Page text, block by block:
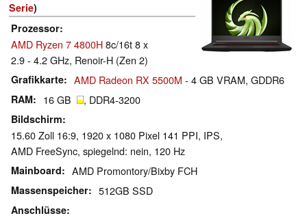
Serie)
Prozessor
AMD Ryzen 7 4800H8c/16t 8 x
2.9 - 4.2 GHz, Renoir-H (Zen 2)
Grafikkarte AMD Radeon RX 5500M - 4 GB VRAM, GDDR6
RAM 16 GB , DDR4-3200
Bildschirm
15.60 Zoll 16:9, 1920 x 1080 Pixel 141 PPI, IPS,
AMD FreeSync, spiegelnd: nein, 120 Hz
Mainboard AMD Promontory/Bixby FCH
Massenspeicher 512GB SSD
Anschlüsse